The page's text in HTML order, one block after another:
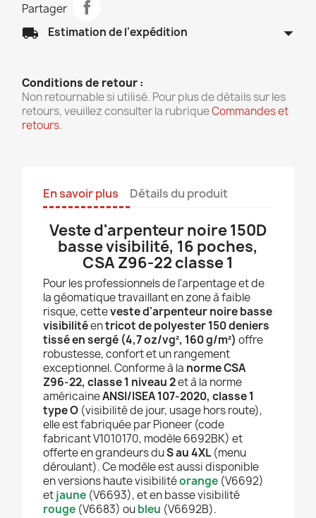
Partager
local_shipping Estimation de l'expédition arrow_drop_down
Conditions de retour :
Non retournable si utilisé. Pour plus de détails sur les
retours, veuillez consulter la rubriqueCommandes et
retours.
En savoir plus Détails du produit
Veste d'arpenteur noire 150D
basse visibilité, 16 poches,
CSA Z96-22 classe 1
Pour les professionnels de l'arpentage et de
la géomatique travaillant en zone à faible
risque, cetteveste d'arpenteur noire basse
visibilitéentricot de polyester 150 deniers
tissé en sergé (4,7 oz/vg², 160 g/m²) offre
robustesse, confort et un rangement
exceptionnel. Conforme à la norme CSA
Z96-22, classe 1 niveau 2et à la norme
américaineANSI/ISEA 107-2020, classe 1
type O (visibilité de jour, usage hors route),
elle est fabriquée par Pioneer (code
fabricant V1010170, modèle 6692BK) et
offerte en grandeurs duS au 4XL (menu
déroulant). Ce modèle est aussi disponible
en versions haute visibilitéorange (V6692)
etjaune (V6693), et en basse visibilité
rouge (V6683) oubleu (V6692B).